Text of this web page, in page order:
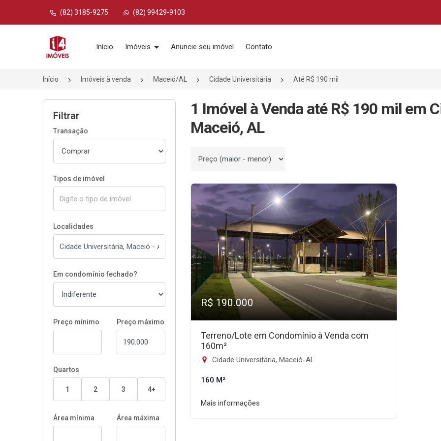
(82) 3185-9275 (82) 99429-9103
Página inicial
Início Imóveis Anuncie seu imóvel Contato
Início Imóveis à venda Maceió/AL Cidade Universitária Até R$ 190 mil
Filtrar
Transação
Tipos de imóvel
Localidades
Em condomínio fechado?
Preço mínimo Preço máximo
Quartos
1 2 3 4+
Área mínima Área máxima
1 Imóvel à Venda até R$ 190 mil em
Maceió, AL
Ordenar por
R$ 190.000
Terreno/Lote em Condomínio à Venda com
160m²
Cidade Universitária, Maceió-AL
160 M²
Mais informações